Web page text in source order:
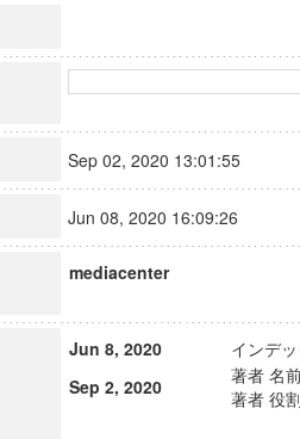
Sep 02, 2020 13:01:55
Jun 08, 2020 16:09:26
mediacenter
Jun 8, 2020
インデ
Sep 2, 2020
著者 名
著者 役